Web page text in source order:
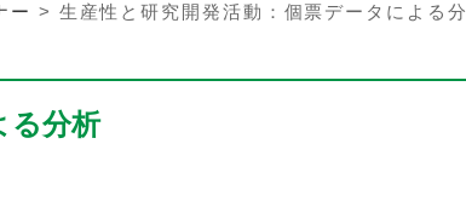
ー > 生産性と研究開発活動：個票データによる分
る分析